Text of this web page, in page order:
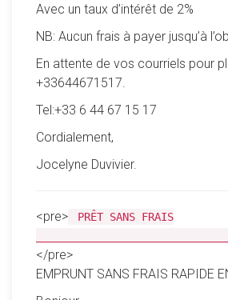
Avec un taux d’intérêt de 2%
NB: Aucun frais à payer jusqu’à
En attente de vos courriels pour
+33644671517.
Tel:+33 6 44 67 15 17
Cordialement,
Jocelyne Duvivier.
<pre>
PRÊT SANS FRAIS
</pre>
EMPRUNT SANS FRAIS RAPIDE